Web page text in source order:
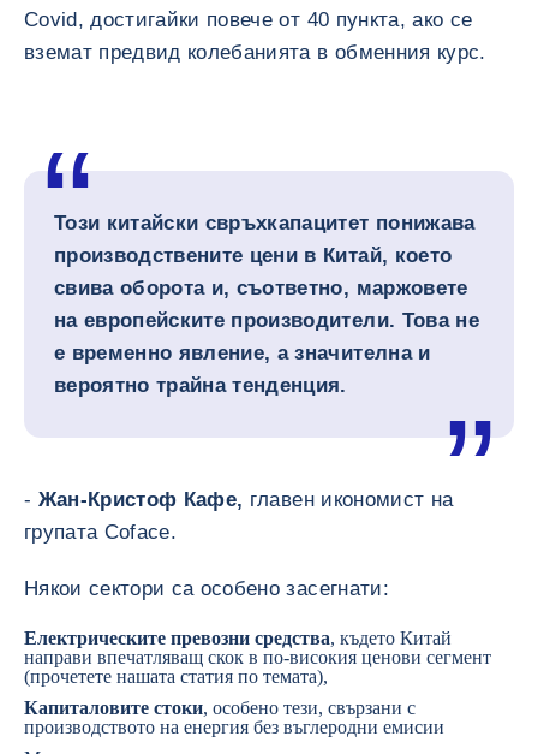
Covid, достигайки повече от 40 пункта, ако се
вземат предвид колебанията в обменния курс.
Този китайски свръхкапацитет понижава
производствените цени в Китай, което
свива оборота и, съответно, маржовете
на европейските производители. Това не
е временно явление, а значителна и
вероятно трайна тенденция.
- Жан-Кристоф Кафе, главен икономист на
групата Coface.
Някои сектори са особено засегнати:
Електрическите превозни средства, където Китай
направи впечатляващ скок в по-високия ценови сегмент
(прочетете нашата статия по темата),
Капиталовите стоки, особено тези, свързани с
производството на енергия без въглеродни емисии